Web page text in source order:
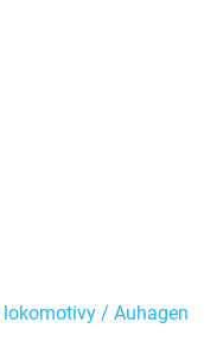
/ Auhagen